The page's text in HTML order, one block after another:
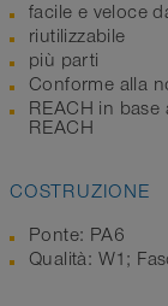
facile e veloce
riutilizzabile
più parti
Conforme alla
REACH in
REACH
COSTRUZIONE
Ponte: PA6
Qualità: W1;